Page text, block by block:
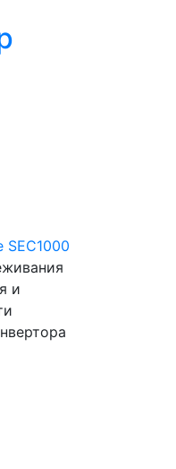
и